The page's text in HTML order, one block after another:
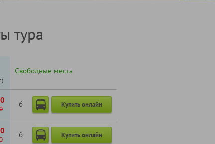
тура
Свободные места
6 Купить онлайн
6 Купить онлайн